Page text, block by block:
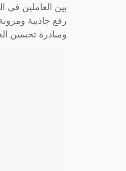
بين العاملين
رفع جاذبية
ومبادرة تحسين